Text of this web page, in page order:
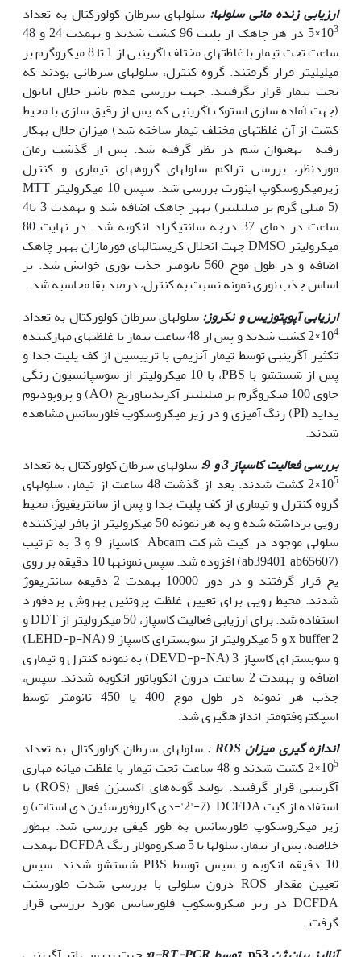
ارزیابی زنده مانی سلولها:
سلول‫های سرطان کولورکتال به تعداد
103
×5 در هر چاهک از پلیت 96 کشت شدند و به‫مدت 24 و 48
ساعت تحت تیمار با غلظت­های مختلف آگرین‫بی از 1 تا 8 میکروگرم بر
میلی­لیتر قرار گرفتند. گروه کنترل، سلول‫های سرطانی بودند که
تحت تیمار قرار نگرفتند. جهت بررسی عدم تاثیر حلال اتانول
(جهت آماده سازی استوک آگرین‫بی که پس از رقیق سازی با محیط
کشت از آن غلظت‫های مختلف تیمار ساخته شد) میزان حلال به‫کار
رفته به‫عنوان شم در نظر گرفته شد. پس از گذشت زمان
موردنظر، بررسی تراکم سلول‫های گروه­های تیماری و کنترل
زیرمیکروسکوپ اینورت بررسی شد. سپس 10 میکرولیتر MTT
(5 میلی گرم بر میلی­لیتر) به‫هر چاهک اضافه شد و به‫مدت 3 تا4
ساعت در دمای 37 درجه سانتی‫گراد انکوبه شد. در نهایت 80
میکرولیتر DMSO جهت انحلال کریستال­های فورمازان به‫هر چاهک
اضافه و در طول موج 560 نانومتر جذب نوری خوانش شد. بر
اساس جذب نوری نمونه نسبت به کنترل، درصد بقا محاسبه شد.
ارزیابی آپوپتوزیس و نکروز:
سلول‫های سرطان کولورکتال به تعداد
104
×2 کشت شدند و پس از 48 ساعت تیمار با غلظت­های مهارکننده
تکثیر آگرین‫بی توسط تیمار آنزیمی با تریپسین از کف پلیت جدا و
پس از شستشو با PBS، با 10 میکرولیتر از سوسپانسیون رنگی
حاوی 100 میکروگرم بر میلی­لیتر آکریدین­اورنج (AO) و پروپودیوم
یداید (PI) رنگ آمیزی و در زیر میکروسکوپ فلورسانس مشاهده
شدند.
بررسی فعالیت کاسپاز 3 و 9:
سلول‫های سرطان کولورکتال به تعداد
105
×2 کشت شدند. بعد از گذشت 48 ساعت از تیمار، سلول‫های
گروه کنترل و تیماری از کف پلیت جدا و پس از سانتریفیوژ، محیط
رویی برداشته شده و به هر نمونه 50 میکرولیتر از بافر لیزکننده
سلولی موجود در کیت شرکت Abcam کاسپاز 9 و 3 به ترتیب
(ab39401, ab65607) افزوده شد. سپس نمونه
ها 10 دقیقه بر روی
یخ قرار گرفتند و در دور 10000 به­مدت 2 دقیقه سانتریفوژ
شدند. محیط رویی برای تعیین غلظت پروتئین به‫روش بردفورد
استفاده شد. برای ارزیابی فعالیت کاسپاز، 50 میکرولیتر از DDT و
2 x buffer و 5 میکرولیتر از سوبسترای کاسپاز 9 (LEHD-p-NA)
و سوبسترای کاسپاز 3 (DEVD-p-NA) به نمونه کنترل و تیماری
اضافه و به‫مدت 2 ساعت درون انکوباتور انکوبه شدند. سپس،
جذب هر نمونه در طول موج 400 یا 450 نانومتر توسط
اسپکتروفتومتر اندازه­گیری شد.
اندازه گیری میزانROS
:
سلول‫های سرطان کولورکتال به تعداد
105
×2 کشت شدند و 48 ساعت تحت تیمار با غلظت میانه مهاری
آگرین‫بی قرار گرفتند. تولید گونه‌های اکسیژن فعال (ROS) با
استفاده از کیت DCFDA (2'-7'-دی کلروفورسئین دی استات) و
زیر میکروسکوپ فلورسانس به طور کیفی بررسی شد. به‫طور
خلاصه، پس از تیمار، سلول‫ها با 5 میکرومولار رنگ DCFDA به‫مدت
10 دقیقه انکوبه و سپس توسط PBS شستشو شدند. سپس
تعیین مقدار ROS درون سلولی با بررسی شدت فلورسنت
DCFDA در زیر میکروسکوپ فلورسانس مورد بررسی قرار
گرفت.